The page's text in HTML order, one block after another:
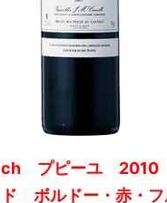
ch プピーユ 2010
ド ボルドー・赤・フ